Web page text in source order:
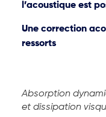
l’acoustique est
Une correction
ressorts
Absorption
et dissipation